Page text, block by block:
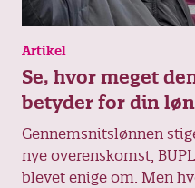
Artikel
Se, hvor meget
betyder for din løn
Gennemsnitslønnen
nye overenskomst,
blevet enige om. Men